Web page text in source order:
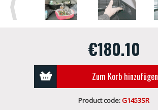
Previous
€180.10
Zum Korb hinzufügen
Product code:G1453SR